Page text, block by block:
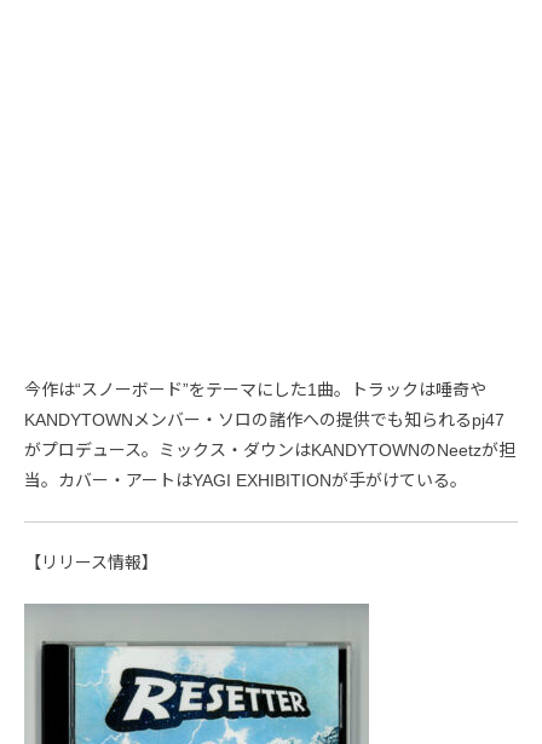
今作は“スノーボード”をテーマにした1曲。トラックは唾奇や
KANDYTOWNメンバー・ソロの諸作への提供でも知られるpj47
がプロデュース。ミックス・ダウンはKANDYTOWNのNeetzが担
当。カバー・アートはYAGI EXHIBITIONが手がけている。
【リリース情報】